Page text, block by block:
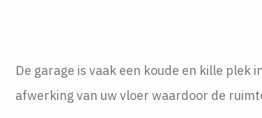
De garage is vaak een koude en kille
afwerking van uw vloer waardoor de